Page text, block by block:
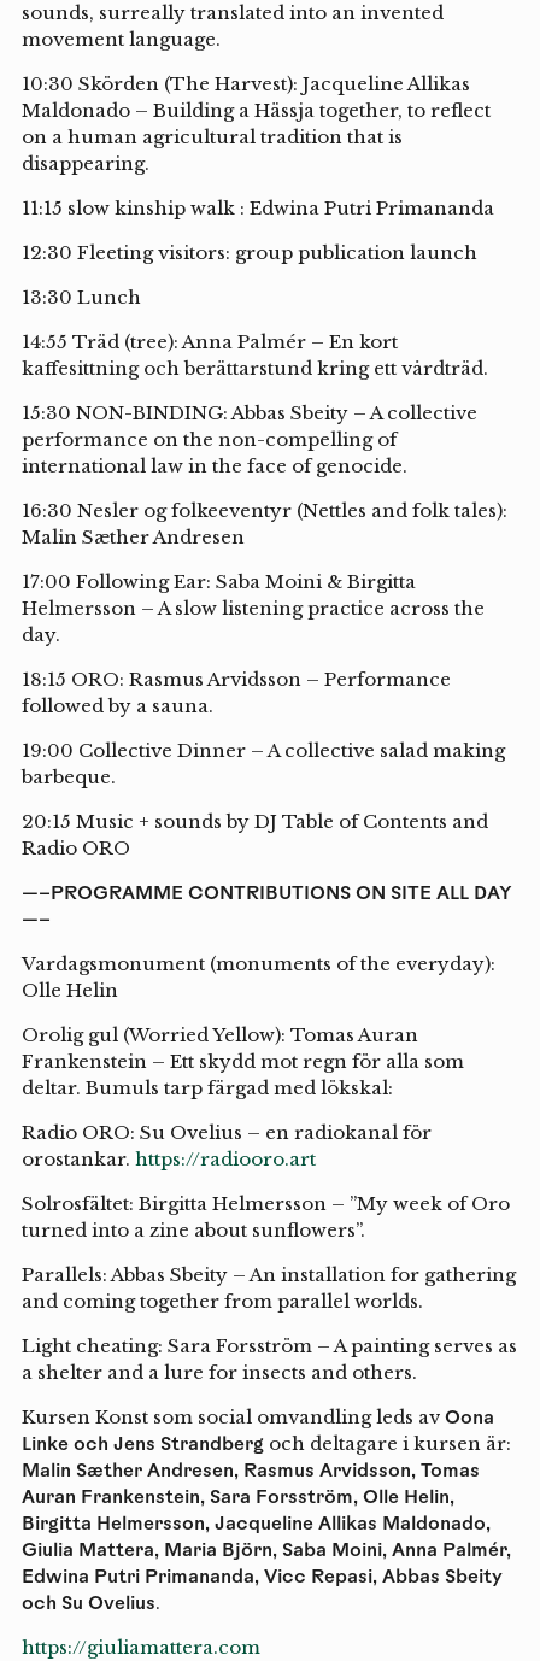
sounds, surreally translated into an invented
movement language.
10:30 Skörden (The Harvest): Jacqueline Allikas
Maldonado – Building a Hässja together, to reflect
on a human agricultural tradition that is
disappearing.
11:15 slow kinship walk : Edwina Putri Primananda
12:30 Fleeting visitors: group publication launch
13:30 Lunch
14:55 Träd (tree): Anna Palmér – En kort
kaffesittning och berättarstund kring ett vårdträd.
15:30 NON-BINDING: Abbas Sbeity – A collective
performance on the non-compelling of
international law in the face of genocide.
16:30 Nesler og folkeeventyr (Nettles and folk tales):
Malin Sæther Andresen
17:00 Following Ear: Saba Moini & Birgitta
Helmersson – A slow listening practice across the
day.
18:15 ORO: Rasmus Arvidsson – Performance
followed by a sauna.
19:00 Collective Dinner – A collective salad making
barbeque.
20:15 Music + sounds by DJ Table of Contents and
Radio ORO
—–PROGRAMME CONTRIBUTIONS ON SITE ALL DAY
—–
Vardagsmonument (monuments of the everyday):
Olle Helin
Orolig gul (Worried Yellow): Tomas Auran
Frankenstein – Ett skydd mot regn för alla som
deltar. Bumuls tarp färgad med lökskal:
Radio ORO: Su Ovelius – en radiokanal för
orostankar. https://radiooro.art
Solrosfältet: Birgitta Helmersson – ”My week of Oro
turned into a zine about sunflowers”.
Parallels: Abbas Sbeity – An installation for gathering
and coming together from parallel worlds.
Light cheating: Sara Forsström – A painting serves as
a shelter and a lure for insects and others.
Kursen Konst som social omvandling leds av Oona
Linke och Jens Strandberg och deltagare i kursen är:
Malin Sæther Andresen, Rasmus Arvidsson, Tomas
Auran Frankenstein, Sara Forsström, Olle Helin,
Birgitta Helmersson, Jacqueline Allikas Maldonado,
Giulia Mattera, Maria Björn, Saba Moini, Anna Palmér,
Edwina Putri Primananda, Vicc Repasi, Abbas Sbeity
och Su Ovelius.
https://giuliamattera.com